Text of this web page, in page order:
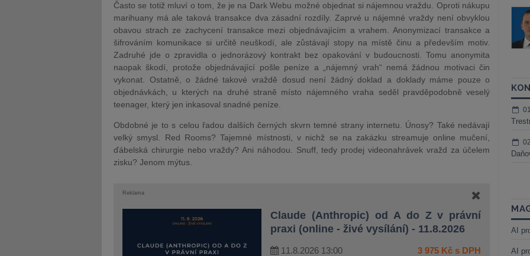
Často se totiž mluví o tom, že je na Dark Webu možné objednat si nájemnou vraždu. Oproti nákupu
marihuany má ale taková transakce dva zásadní rozdíly. Zaprvé u nájemné vraždy není obvyklou
obavou strach ze zachycení transakce mezi objednávajícím a vrahem. Anonymizací transakce a
šifrováním komunikace si určitě neuškodí, ale zůstávají stopy na místě činu a především motiv.
Zadruhé jde o zpravidla o jednorázový kontrakt bez opakování v budoucnosti. Tomu anonymita
naopak škodí, protože objednávající pošle peníze a „nájemný vrah“ nemá žádnou motivaci čin
vykonat. Ostatně, o žádné takové vraždě dosud není žádný doklad a doklady máme pouze o
objednávkách, u kterých na druhé straně místo nájemného vraha seděl pravděpodobně veselý
teenager, který jen inkasoval snadné peníze.
Obdobné je to s celou řadou dalších černých skvrn temné strany internetu. Únosy? Také nedávají
velký smysl. Red Rooms? Tajemné místnosti, v nichž se na zakázku streamuje online mučení,
ďábelská chirurgie nebo vraždy? Ani náhodou. Snuff, tedy prodej videonahrávek vražd za účelem
zisku? Jenom mýtus.
Reklama
Claude (Anthropic) od A do Z v právní
praxi (online - živé vysílání) - 11.8.2026
11.8.2026 13:00 3 975 Kč s DPH
JUDr. Tomáš Sokol
Kurzy lektora
JUDr. Martin Maisner, Ph.D.,
MCIArb
Kurzy lektora
AI
AI